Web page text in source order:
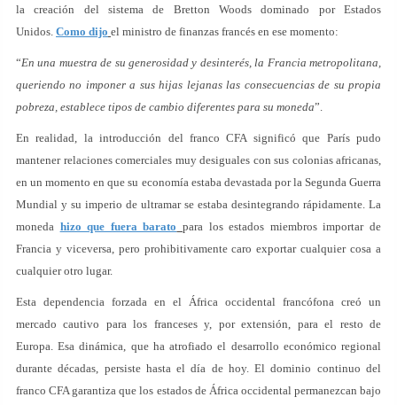
la creación del sistema de Bretton Woods dominado por Estados
Unidos. Como dijo el ministro de finanzas francés en ese momento:
“En una muestra de su generosidad y desinterés, la Francia metropolitana,
queriendo no imponer a sus hijas lejanas las consecuencias de su propia
pobreza, establece tipos de cambio diferentes para su moneda”.
En realidad, la introducción del franco CFA significó que París pudo
mantener relaciones comerciales muy desiguales con sus colonias africanas,
en un momento en que su economía estaba devastada por la Segunda Guerra
Mundial y su imperio de ultramar se estaba desintegrando rápidamente. La
moneda hizo que fuera barato para los estados miembros importar de
Francia y viceversa, pero prohibitivamente caro exportar cualquier cosa a
cualquier otro lugar.
Esta dependencia forzada en el África occidental francófona creó un
mercado cautivo para los franceses y, por extensión, para el resto de
Europa. Esa dinámica, que ha atrofiado el desarrollo económico regional
durante décadas, persiste hasta el día de hoy. El dominio continuo del
franco CFA garantiza que los estados de África occidental permanezcan bajo